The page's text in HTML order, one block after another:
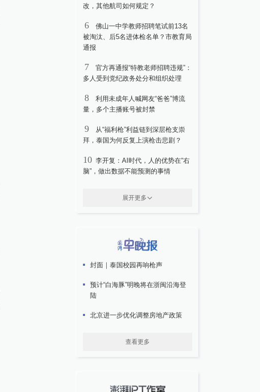
改，其他航司如何规定？
6
佛山一中学教师招聘笔试前13名
被淘汰、后5名进体检名单？市教育局
通报
7
官方再通报“特教老师招聘违规”：
多人受到党纪政务处分和组织处理
8
利用未成年人喊网友“爸爸”博流
量，多个主播账号被封禁
9
从“福利枪”利益链到深层枪支崇
拜，泰国为何反复上演枪击悲剧？
10 李开复：AI时代，人的优势在“右
脑”，做出数据不能预测的事情
展开更多
封面｜泰国校园再响枪声
预计“白海豚”明晚将在浙闽沿海登
陆
北京进一步优化调整房地产政策
查看更多